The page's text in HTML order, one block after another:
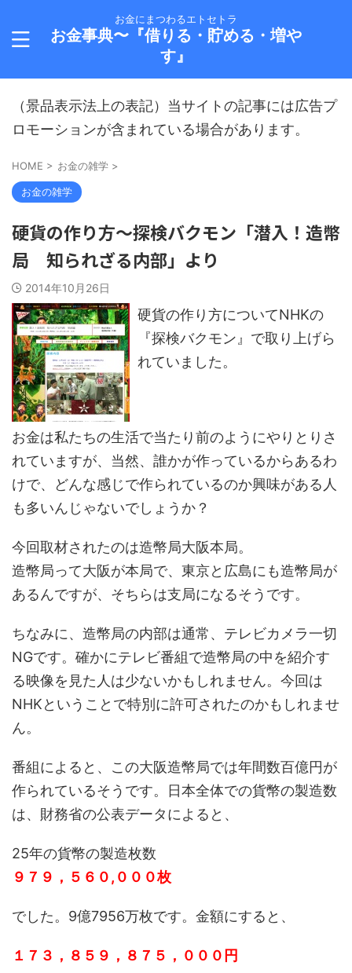
お金にまつわるエトセトラ
お金事典〜『借りる・貯める・増や
す』
（景品表示法上の表記）当サイトの記事には広告プ
ロモーションが含まれている場合があります。
HOME > お金の雑学 >
お金の雑学
硬貨の作り方～探検バクモン「潜入！造幣
局 知られざる内部」より
2014年10月26日
硬貨の作り方についてNHKの
『探検バクモン』で取り上げら
れていました。
お金は私たちの生活で当たり前のようにやりとりさ
れていますが、当然、誰かが作っているからあるわ
けで、どんな感じで作られているのか興味がある人
も多いんじゃないでしょうか？
今回取材されたのは造幣局大阪本局。
造幣局って大阪が本局で、東京と広島にも造幣局が
あるんですが、そちらは支局になるそうです。
ちなみに、造幣局の内部は通常、テレビカメラ一切
NGです。確かにテレビ番組で造幣局の中を紹介す
る映像を見た人は少ないかもしれません。今回は
NHKということで特別に許可されたのかもしれませ
ん。
番組によると、この大阪造幣局では年間数百億円が
作られているそうです。日本全体での貨幣の製造数
は、財務省の公表データによると、
25年の貨幣の製造枚数
９７９，５６０,０００枚
でした。9億7956万枚です。金額にすると、
１７３，８５９，８７５，０００円